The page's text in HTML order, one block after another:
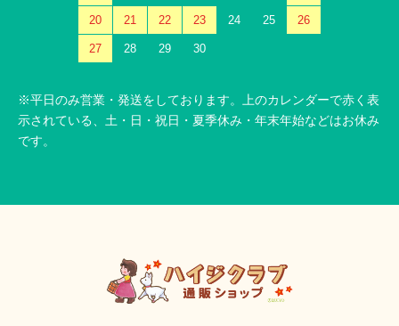
20 21 22 23 24 25 26
27 28 29 30
※平日のみ営業・発送をしております。上のカレンダーで赤く表
示されている、土・日・祝日・夏季休み・年末年始などはお休み
です。